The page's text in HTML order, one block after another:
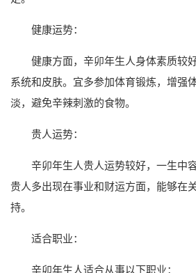
健康运势：
健康方面，辛卯年生人身体素质较
系统和皮肤。宜多参加体育锻炼，增强
淡，避免辛辣刺激的食物。
贵人运势：
辛卯年生人贵人运势较好，一生中
贵人多出现在事业和财运方面，能够在
持。
适合职业：
辛卯年生人适合从事以下职业：